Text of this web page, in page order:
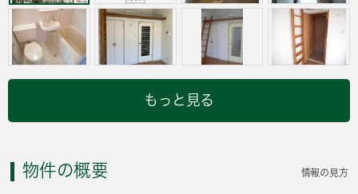
もっと見る
物件の概要 情報の見方